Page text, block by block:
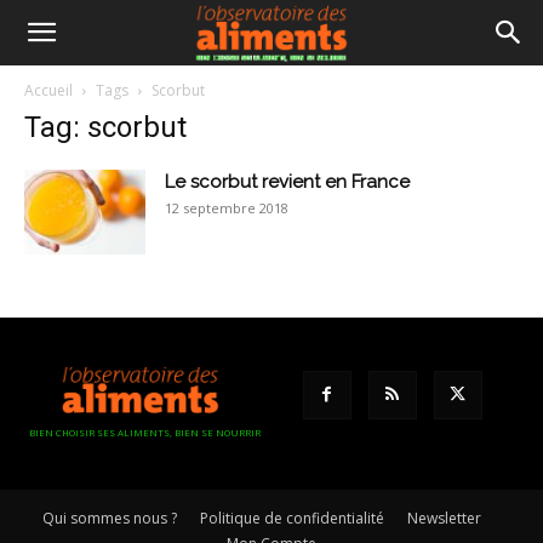
Accueil Tags Scorbut
Tag: scorbut
Le scorbut revient en France
12 septembre 2018
BIEN CHOISIR SES ALIMENTS, BIEN SE NOURRIR
Qui sommes nous ? Politique de confidentialité
Newsletter